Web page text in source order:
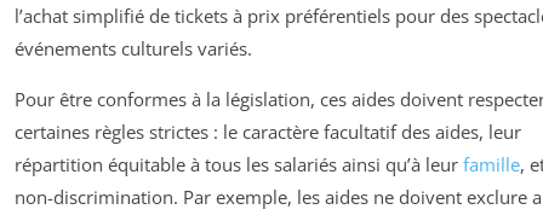
l’achat simplifié de tickets à prix préférentiels pour des
événements culturels variés.
Pour être conformes à la législation, ces aides doivent
certaines règles strictes : ​​le caractère facultatif des aides, leur
répartition équitable à tous les salariés ainsi qu’à leur famille,
non-discrimination. Par exemple, les aides ne doivent exclure